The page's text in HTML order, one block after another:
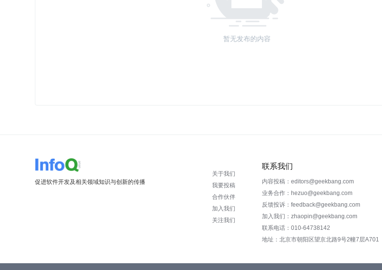
暂无发布的内容
促进软件开发及相关领域知识与创新的传播
关于我们
我要投稿
合作伙伴
加入我们
关注我们
联系我们
内容投稿：editors@geekbang.com
业务合作：hezuo@geekbang.com
反馈投诉：feedback@geekbang.com
加入我们：zhaopin@geekbang.com
联系电话：010-64738142
地址：北京市朝阳区望京北路9号2幢7层A701